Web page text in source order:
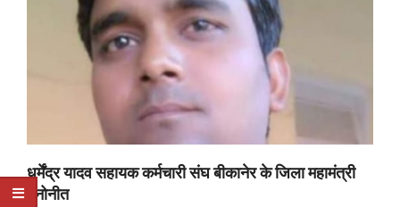
धर्मेंद्र यादव सहायक कर्मचारी संघ बीकानेर के जिला महामंत्री
मनोनीत